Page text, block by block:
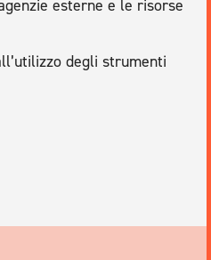
esterne e le risorse
degli strumenti